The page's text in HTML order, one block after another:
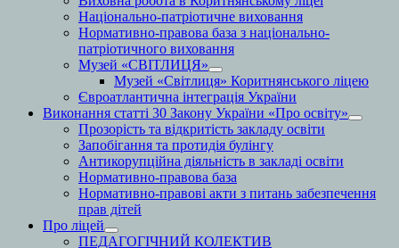
Національно-патріотичне виховання
Нормативно-правова база з національно-
патріотичного виховання
Музей «СВІТЛИЦЯ»
Музей «Світлиця» Коритнянського ліцею
Євроатлантична інтеграція України
Виконання статті 30 Закону України «Про освіту»
Прозорість та відкритість закладу освіти
Запобігання та протидія булінгу
Антикорупційна діяльність в закладі освіти
Нормативно-правова база
Нормативно-правові акти з питань забезпечення
прав дітей
Про ліцей
ПЕДАГОГІЧНИЙ КОЛЕКТИВ